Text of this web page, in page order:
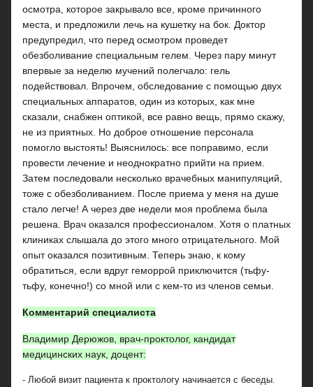
осмотра, которое закрывало все, кроме причинного
места, и предложили лечь на кушетку на бок. Доктор
предупредил, что перед осмотром проведет
обезболивание специальным гелем. Через пару минут
впервые за неделю мучений полегчало: гель
подействовал. Впрочем, обследование с помощью двух
специальных аппаратов, один из которых, как мне
сказали, снабжен оптикой, все равно вещь, прямо скажу,
не из приятных. Но доброе отношение персонала
помогло выстоять! Выяснилось: все поправимо, если
провести лечение и неоднократно прийти на прием.
Затем последовали несколько врачебных манипуляций,
тоже с обезболиванием. После приема у меня на душе
стало легче! А через две недели моя проблема была
решена. Врач оказался профессионалом. Хотя о платных
клиниках слышала до этого много отрицательного. Мой
опыт оказался позитивным. Теперь знаю, к кому
обратиться, если вдруг геморрой приключится (тьфу-
тьфу, конечно!) со мной или с кем-то из членов семьи.
Комментарий специалиста
Владимир Дерюжов, врач-проктолог, кандидат
медицинских наук, доцент:
- Любой визит пациента к проктологу начинается с беседы.